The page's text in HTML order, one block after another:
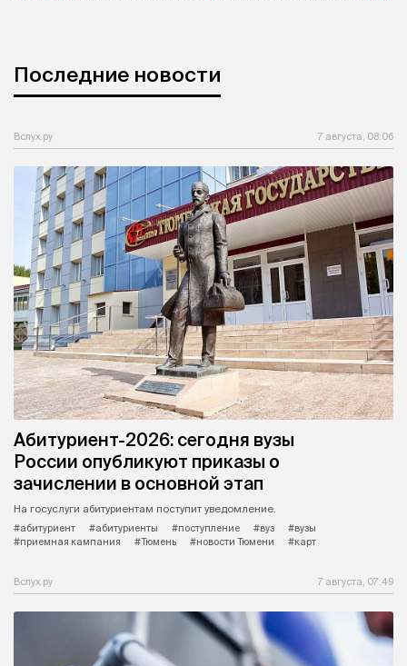
Последние новости
Вслух.ру 7 августа, 08:06
Абитуриент-2026: сегодня вузы
России опубликуют приказы о
зачислении в основной этап
На госуслуги абитуриентам поступит уведомление.
#абитуриент
#абитуриенты #поступление #вуз
#вузы
#приемная кампания
#Тюмень #новости Тюмени #карт
Вслух.ру 7 августа, 07:49